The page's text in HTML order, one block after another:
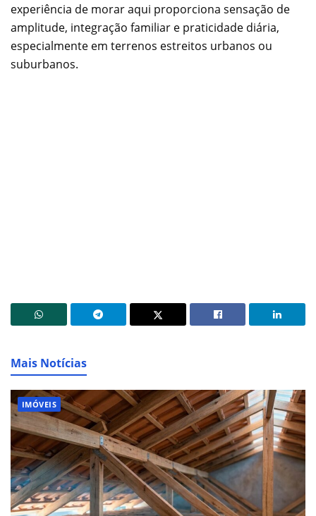
experiência de morar aqui proporciona sensação de
amplitude, integração familiar e praticidade diária,
especialmente em terrenos estreitos urbanos ou
suburbanos.
Mais Notícias
IMÓVEIS